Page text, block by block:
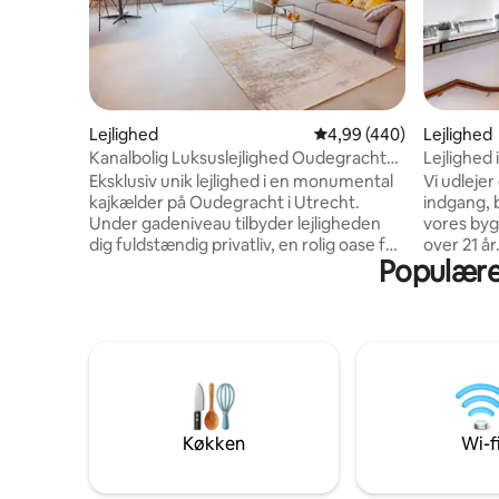
Lejlighed 4,99 ud af 5 i
4,99 (440)
Kanalbolig Luksuslejlighed Oudegracht
Utrecht
Eksklusiv unik lejlighed i en monumental
kajkælder på Oudegracht i Utrecht.
Under gadeniveau tilbyder lejligheden
dig fuldstændig privatliv, en rolig oase for
kajkælder med fuldt udstyret køkken og
bekvemmeligheder. Gratis Wi-Fi, Apple
TV, håndklæder og sengetøj og
regelmæssig rengøring er inkluderet.
Lejlighed
Lejlighed
Vi
indgang,
vores
over 21
på
eller hvis
Køkken Wi-fi